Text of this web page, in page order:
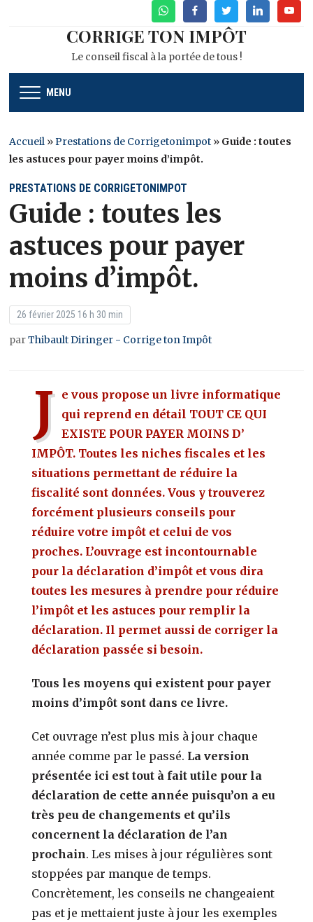
WhatsAppFacebookTwitterLinkedin
CORRIGE TON IMPÔT
Le conseil fiscal à la portée de tous !
MENU
Accueil »Prestations de Corrigetonimpot » Guide : toutes
les astuces pour payer moins d’impôt.
PRESTATIONS DE CORRIGETONIMPOT
Guide : toutes les
astuces pour payer
moins d’impôt.
26 février 2025 16 h 30 min
parThibault Diringer - Corrige ton Impôt
J e vous propose un livre informatique
qui reprend en détail TOUT CE QUI
EXISTE POUR PAYER MOINSD’
IMPÔT. Toutes les niches fiscales et les
situations permettant de réduire la
fiscalité sont données. Vous y trouverez
forcément plusieurs conseils pour
réduire votre impôt et celui de vos
proches. L’ouvrage est incontournable
pour la déclaration d’impôt et vous dira
toutes les mesures à prendre pour réduire
l’impôt et les astuces pour remplir la
déclaration. Il permet aussi de corriger la
déclaration passée si besoin.
Tous les moyens qui existent pour payer
moins d’impôt sont dans ce livre.
Cet ouvrage n’est plus mis à jour chaque
année comme par le passé. La version
présentée ici est tout à fait utile pour la
déclaration de cette année puisqu’on a eu
très peu de changements et qu’ils
concernent la déclaration de l’an
prochain. Les mises à jour régulières sont
stoppées par manque de temps.
Concrètement, les conseils ne changeaient
pas et je mettaient juste à jour les exemples